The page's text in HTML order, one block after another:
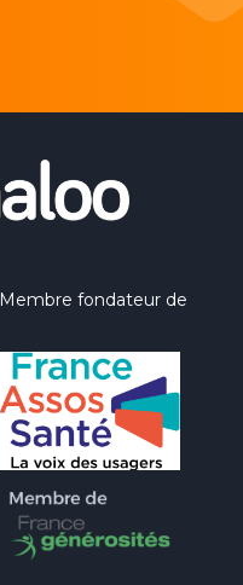
Membre fondateur de